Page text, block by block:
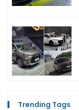
Trending Tags